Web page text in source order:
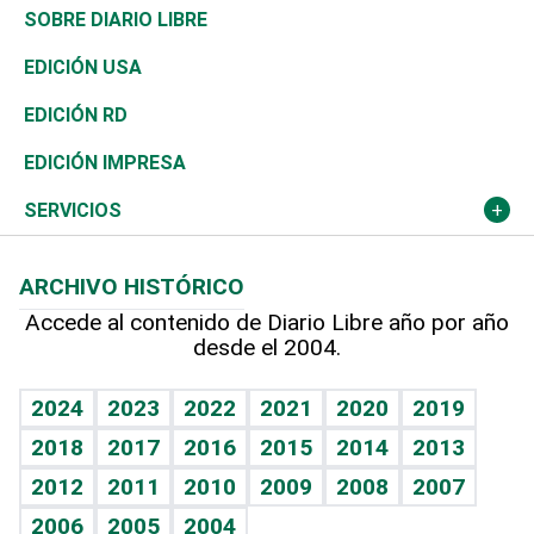
José Boquete
Reportajes
Asia
África
Ocenanía
Caribe
Resto del mundo
Consumo
Vivienda
Telecom.
Global y variable
Economía personal
Belleza
Buena Vida
Sociales
Novedades
Podcast Arte Libre
Hablando con el pediatra
Vida y familia
Eñe
Celebrando la vida
Golf
Ciclismo
Tenis
Olimpismo
Más deportes
Línea de hit
TBT Deportivo
De buena tinta
En Directo
El Espía
Noticiero Poteleche
Columnistas
Clima
Tecnología
Historia
Martes de tecnología
Cambio climático
Mundo
Economía
Revista
Deportes
Opinión
Hecho en casa
Guía del dinero
SOBRE DIARIO LIBRE
EDICIÓN USA
EDICIÓN RD
EDICIÓN IMPRESA
SERVICIOS
Cumpleaños
Horóscopos
Crucigramas
ARCHIVO HISTÓRICO
Accede al contenido de Diario Libre año por año
desde el 2004.
2024 2023 2022 2021 2020
2019
2018
2017 2016 2015 2014
2013
2012
2011 2010 2009 2008
2007
2006
2005 2004